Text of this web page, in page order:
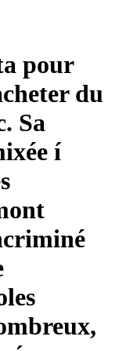
pour
du
Sa
í